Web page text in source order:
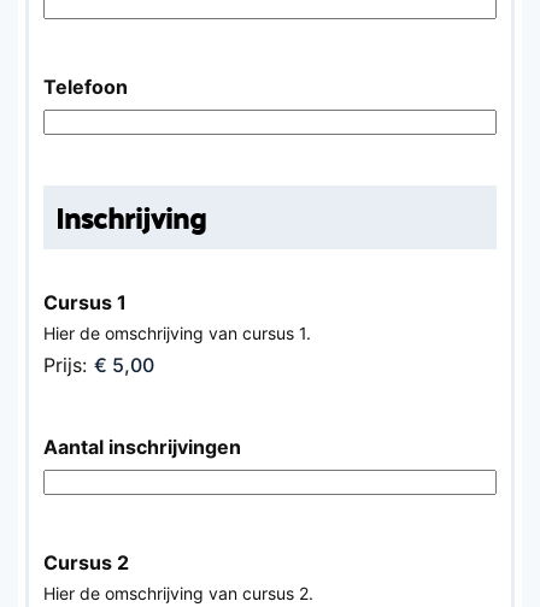
Telefoon
Inschrijving
Cursus 1
Hier de omschrijving van cursus 1.
Prijs:
Aantal inschrijvingen
Cursus 2
Hier de omschrijving van cursus 2.